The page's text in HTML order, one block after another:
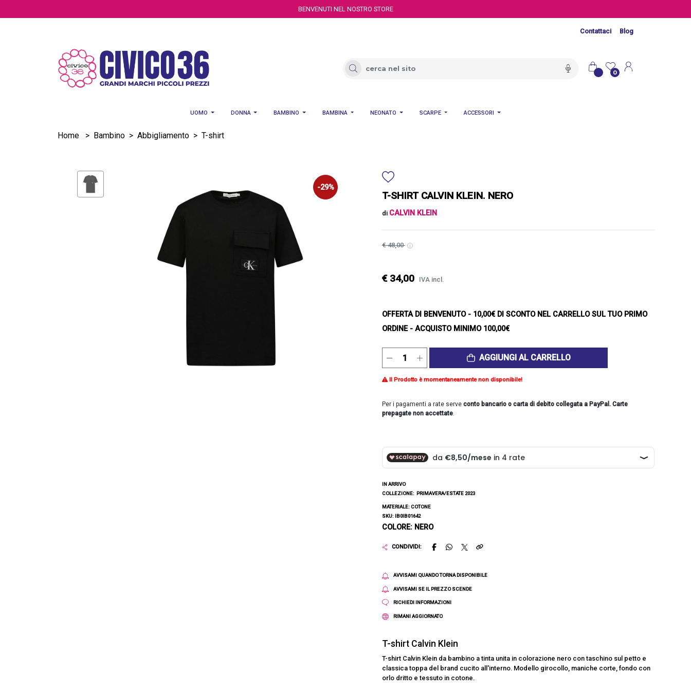
BENVENUTI NEL NOSTRO STORE
Contattaci Blog
0
UOMO DONNA BAMBINO BAMBINA NEONATO SCARPE ACCESSORI
Home > Bambino > Abbigliamento > T-shirt
-29%
T-SHIRT CALVIN KLEIN. NERO
di CALVIN KLEIN
€ 48,00
€ 34,00 IVA incl.
OFFERTA DI BENVENUTO- 10,00€ DI SCONTO NEL CARRELLO SUL TUO PRIMO
ORDINE - ACQUISTO MINIMO 100,00€
AGGIUNGI AL CARRELLO
Il Prodotto è momentaneamente non disponibile!
Per i pagamenti a rate serve conto bancario o carta di debito collegata a PayPal. Carte
prepagate non accettate.
IN ARRIVO
COLLEZIONE: PRIMAVERA/ESTATE 2023
MATERIALE: COTONE
SKU: IB0IB01642
COLORE: NERO
CONDIVIDI:
AVVISAMI QUANDO TORNA DISPONIBILE
AVVISAMI SE IL PREZZO SCENDE
RICHIEDI INFORMAZIONI
RIMANI AGGIORNATO
T-shirt Calvin Klein
T-shirt Calvin Klein da bambino a tinta unita in colorazione nero con taschino sul petto e
classica toppa del brand cucito all'interno. Modello girocollo, maniche corte, fondo con
orlo dritto e tessuto in cotone.